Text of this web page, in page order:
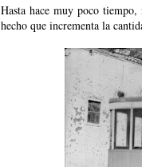
Hasta hace muy poco
hecho que incrementa la